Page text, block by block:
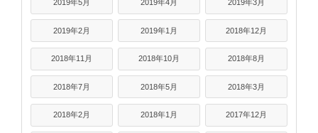
2019年5月 2019年4月 2019年3月
2019年2月 2019年1月 2018年12月
2018年11月 2018年10月 2018年8月
2018年7月 2018年5月 2018年3月
2018年2月 2018年1月 2017年12月